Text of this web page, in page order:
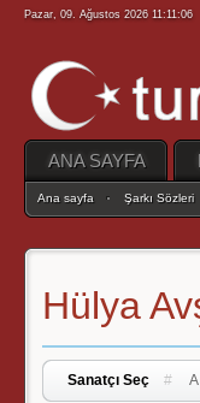
Pazar, 09. Ağustos 2026 11:11:06
ANA SAYFA
Ana sayfa Şarkı Sözleri
Hülya
Sanatçı Seç # A